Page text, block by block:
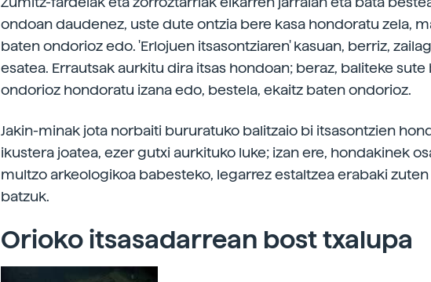
ondoan daudenez, uste dute ontzia bere kasa hondoratu zela,
baten ondorioz edo. 'Erlojuen itsasontziaren' kasuan, berriz,
esatea. Errautsak aurkitu dira itsas hondoan; beraz, baliteke sute
ondorioz hondoratu izana edo, bestela, ekaitz baten ondorioz.
Jakin-minak jota norbaiti bururatuko balitzaio bi itsasontzien
ikustera joatea, ezer gutxi aurkituko luke; izan ere, hondakinek
multzo arkeologikoa babesteko, legarrez estaltzea erabaki
batzuk.
Orioko itsasadarrean bost txalupa